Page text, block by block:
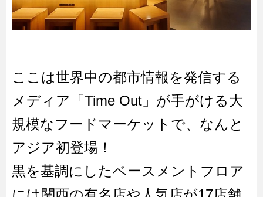
ここは世界中の都市情報を発信する
メディア「Time Out」が手がける大
規模なフードマーケットで、なんと
アジア初登場！
黒を基調にしたベースメントフロア